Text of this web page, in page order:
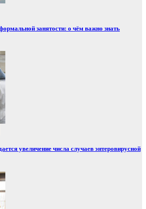
занятости: о чём важно знать
увеличение числа случаев энтеровирусной